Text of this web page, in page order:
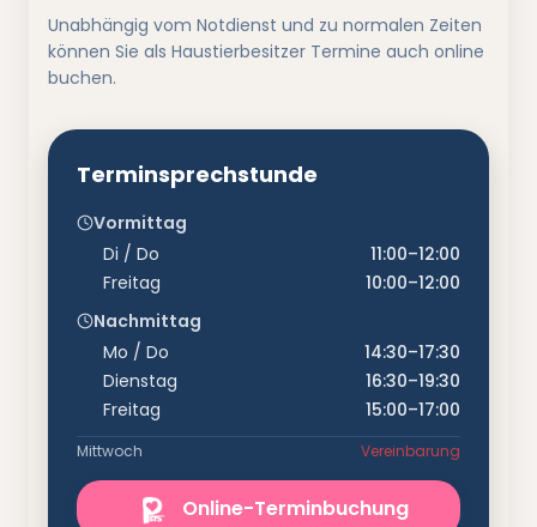
Unabhängig vom Notdienst und zu normalen Zeiten
können Sie als Haustierbesitzer Termine auch online
buchen.
Terminsprechstunde
Vormittag
Di / Do
11:00–12:00
Freitag
10:00–12:00
Nachmittag
Mo / Do
14:30–17:30
Dienstag
16:30–19:30
Freitag
15:00–17:00
Mittwoch Vereinbarung
Online-Terminbuchung